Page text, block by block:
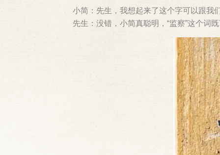
小简：先生，我想起来了这个字可以跟我
先生：没错，小简真聪明，“监察”这个词